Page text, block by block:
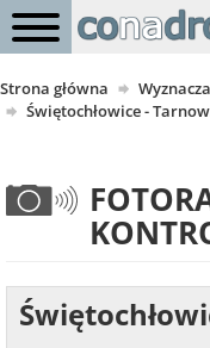
Strona główna
Świętochłowice -